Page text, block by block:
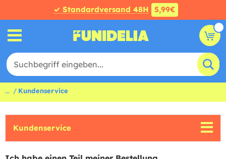
✓ Standardversand 48H 5,99€
... Kundenservice
Kundenservice